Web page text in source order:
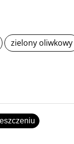
zielony oliwkowy